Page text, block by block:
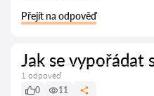
Přejít na odpověď
Jak se vypořádat
1 odpověď
0
11